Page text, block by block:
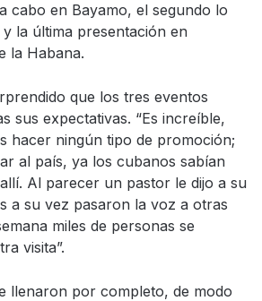
cabo en Bayamo, el segundo lo
la última presentación en
la Habana.
que los tres eventos
sus expectativas. “Es increíble,
hacer ningún tipo de promoción;
al país, ya los cubanos sabían
Al parecer un pastor le dijo a su
a su vez pasaron la voz a otras
miles de personas se
visita”.
llenaron por completo, de modo